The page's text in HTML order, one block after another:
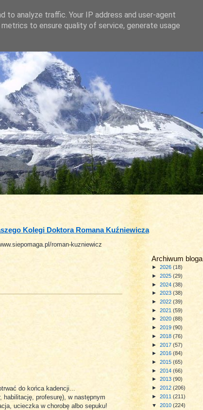
Kolegi Doktora Romana Kuźniewicza
roman-kuzniewicz
Archiwum bloga
► 2026 (18)
► 2025 (29)
► 2024 (38)
► 2023 (38)
► 2022 (39)
► 2021 (59)
► 2020 (88)
► 2019 (90)
► 2018 (76)
► 2017 (57)
► 2016 (84)
► 2015 (65)
► 2014 (66)
► 2013 (90)
► 2012 (206)
► 2011 (211)
▼ 2010 (224)
do końca kadencji...
habilitację, profesurę), w następnym
ucieczka w chorobę albo sepuku!
to analyze traffic. Your IP address and user-agent
to ensure quality of service, generate usage